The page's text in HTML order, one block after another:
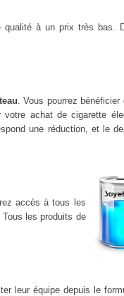
à un prix très bas.
. Vous pourrez
achat de cigarette
une réduction, et le
accès à tous les
les produits de
leur équipe depuis le